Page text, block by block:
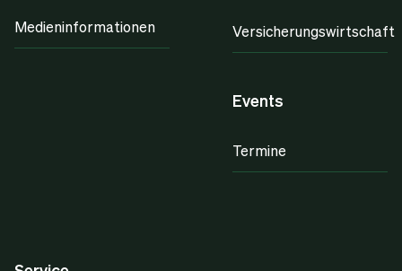
Medieninformationen Versicherungswirtschaft
Events
Termine